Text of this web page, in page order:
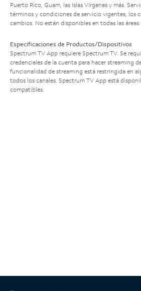
Puerto Rico, Guam, las Islas Vírgenes y más.
términos y condiciones de servicio vigentes, los
cambios. No están disponibles en todas las
Especificaciones de Productos/Dispositivos
Spectrum TV App requiere Spectrum TV. Se
credenciales de la cuenta para hacer streaming
funcionalidad de streaming está restringida en
todos los canales. Spectrum TV App está
compatibles.